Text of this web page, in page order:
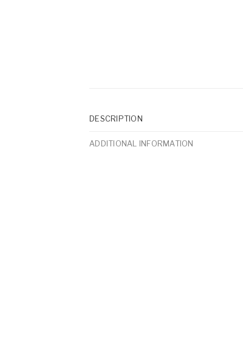
DESCRIPTION
ADDITIONAL INFORMATION